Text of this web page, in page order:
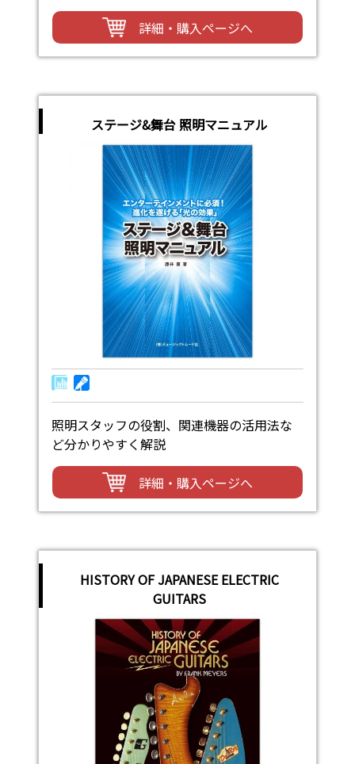
詳細・購入ページへ
ステージ&舞台 照明マニュアル
照明スタッフの役割、関連機器の活用法な
ど分かりやすく解説
詳細・購入ページへ
HISTORY OF JAPANESE ELECTRIC
GUITARS